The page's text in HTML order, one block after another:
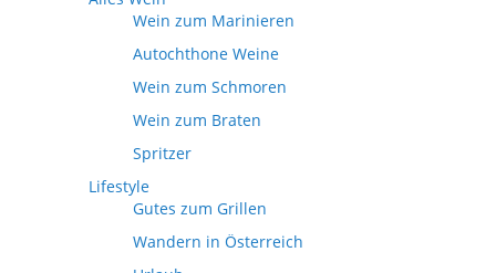
Wein zum Marinieren
Autochthone Weine
Wein zum Schmoren
Wein zum Braten
Spritzer
Lifestyle
Gutes zum Grillen
Wandern in Österreich